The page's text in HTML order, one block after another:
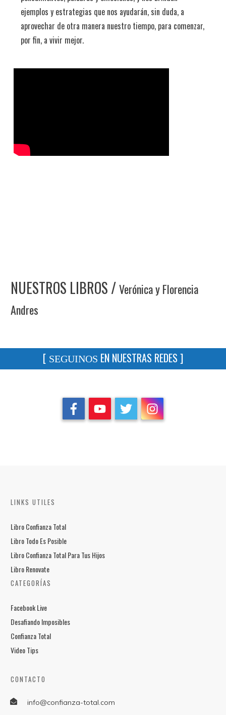
ejemplos y estrategias que nos ayudarán, sin duda, a
aprovechar de otra manera nuestro tiempo, para comenzar,
por fin, a vivir mejor.
NUESTROS LIBROS /Verónica y Florencia
Andres
[ SEGUINOS EN NUESTRAS REDES ]
LINKS UTILES
Libro Confianza Total
Libro Todo Es Posible
Libro Confianza Total Para Tus Hijos
Libro Renovate
CATEGORÍAS
Facebook Live
Desafiando Imposibles
Confianza Total
Video Tips
CONTACTO
info@confianza-total.com